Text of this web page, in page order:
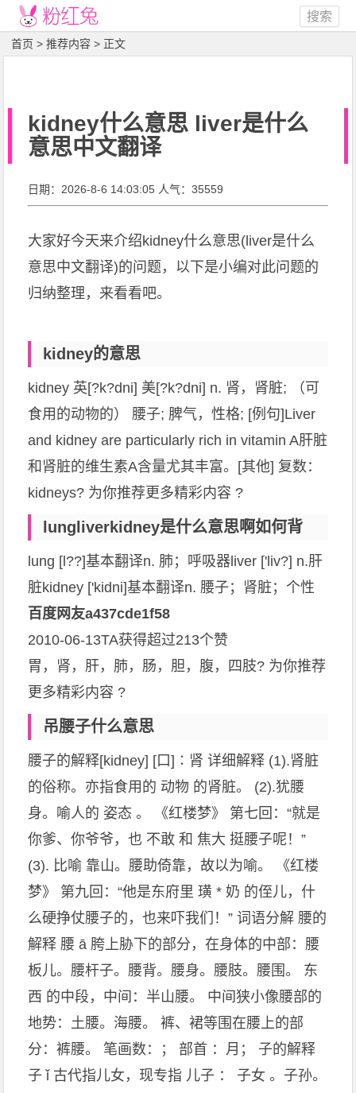
搜索
首页 >推荐内容 > 正文
kidney什么意思 liver是什么
意思中文翻译
日期：2026-8-6 14:03:05 人气：35559
大家好今天来介绍kidney什么意思(liver是什么
意思中文翻译)的问题，以下是小编对此问题的
归纳整理，来看看吧。
kidney的意思
kidney 英[?k?dni] 美[?k?dni] n. 肾，肾脏; （可
食用的动物的） 腰子; 脾气，性格; [例句]Liver
and kidney are particularly rich in vitamin A肝脏
和肾脏的维生素A含量尤其丰富。[其他] 复数：
kidneys? 为你推荐更多精彩内容 ?
lungliverkidney是什么意思啊如何背
lung [l??]基本翻译n. 肺；呼吸器liver ['liv?] n.肝
脏kidney ['kidni]基本翻译n. 腰子；肾脏；个性
百度网友a437cde1f58
2010-06-13TA获得超过213个赞
胃，肾，肝，肺，肠，胆，腹，四肢? 为你推荐
更多精彩内容 ?
吊腰子什么意思
腰子的解释[kidney] [口]∶肾 详细解释 (1).肾脏
的俗称。亦指食用的 动物 的肾脏。 (2).犹腰
身。喻人的 姿态 。 《红楼梦》 第七回：“就是
你爹、你爷爷，也 不敢 和 焦大 挺腰子呢！”
(3). 比喻 靠山。腰助倚靠，故以为喻。 《红楼
梦》 第九回：“他是东府里 璜 * 奶 的侄儿，什
么硬挣仗腰子的，也来吓我们！” 词语分解 腰的
解释 腰 ā 胯上胁下的部分，在身体的中部：腰
板儿。腰杆子。腰背。腰身。腰肢。腰围。 东
西 的中段，中间：半山腰。 中间狭小像腰部的
地势：土腰。海腰。 裤、裙等围在腰上的部
分：裤腰。 笔画数：； 部首 ：月； 子的解释
子 ǐ 古代指儿女，现专指 儿子 ： 子女 。子孙。